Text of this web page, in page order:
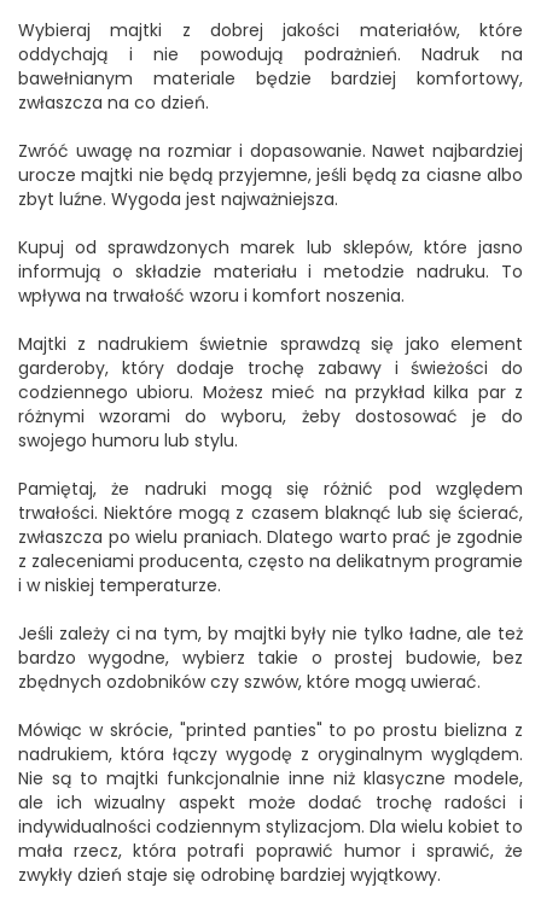
Wybieraj majtki z dobrej jakości materiałów, które
oddychają i nie powodują podrażnień. Nadruk na
bawełnianym materiale będzie bardziej komfortowy,
zwłaszcza na co dzień.
Zwróć uwagę na rozmiar i dopasowanie. Nawet najbardziej
urocze majtki nie będą przyjemne, jeśli będą za ciasne albo
zbyt luźne. Wygoda jest najważniejsza.
Kupuj od sprawdzonych marek lub sklepów, które jasno
informują o składzie materiału i metodzie nadruku. To
wpływa na trwałość wzoru i komfort noszenia.
Majtki z nadrukiem świetnie sprawdzą się jako element
garderoby, który dodaje trochę zabawy i świeżości do
codziennego ubioru. Możesz mieć na przykład kilka par z
różnymi wzorami do wyboru, żeby dostosować je do
swojego humoru lub stylu.
Pamiętaj, że nadruki mogą się różnić pod względem
trwałości. Niektóre mogą z czasem blaknąć lub się ścierać,
zwłaszcza po wielu praniach. Dlatego warto prać je zgodnie
z zaleceniami producenta, często na delikatnym programie
i w niskiej temperaturze.
Jeśli zależy ci na tym, by majtki były nie tylko ładne, ale też
bardzo wygodne, wybierz takie o prostej budowie, bez
zbędnych ozdobników czy szwów, które mogą uwierać.
Mówiąc w skrócie, "printed panties" to po prostu bielizna z
nadrukiem, która łączy wygodę z oryginalnym wyglądem.
Nie są to majtki funkcjonalnie inne niż klasyczne modele,
ale ich wizualny aspekt może dodać trochę radości i
indywidualności codziennym stylizacjom. Dla wielu kobiet to
mała rzecz, która potrafi poprawić humor i sprawić, że
zwykły dzień staje się odrobinę bardziej wyjątkowy.